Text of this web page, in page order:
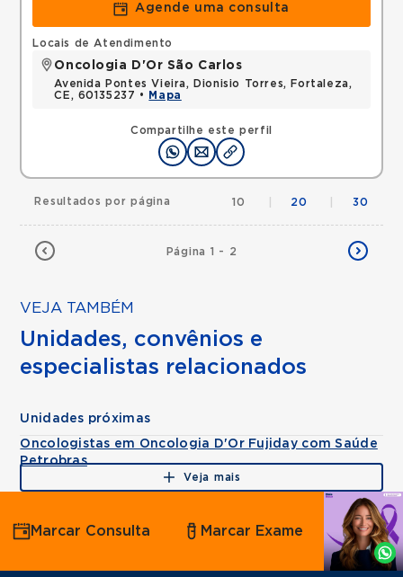
Agende uma consulta
Compartilhe este perfil
Locais de Atendimento
Oncologia D'Or São Carlos
Avenida Pontes Vieira, Dionisio Torres, Fortaleza,
CE, 60135237 •
Mapa
Página 1 - 2
Resultados por página 10 20 30
VEJA TAMBÉM
Unidades, convênios e
especialistas relacionados
Unidades próximas
Oncologistas em Oncologia D'Or Fujiday com Saúde
Petrobras
Veja mais
Agende
por
Whatsapp
Marcar Consulta Marcar Exame